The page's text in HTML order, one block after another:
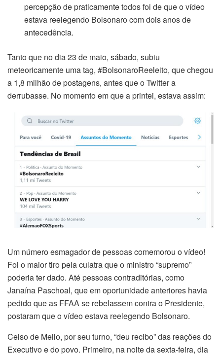
percepção de praticamente todos foi de que o vídeo
estava reelegendo Bolsonaro com dois anos de
antecedência.
Tanto que no dia 23 de maio, sábado, subiu
meteoricamente uma tag, #BolsonaroReeleito, que chegou
a 1,8 milhão de postagens, antes que o Twitter a
derrubasse. No momento em que a printei, estava assim:
Um número esmagador de pessoas comemorou o vídeo!
Foi o maior tiro pela culatra que o ministro “supremo”
poderia ter dado. Até pessoas contraditórias, como
Janaína Paschoal, que em oportunidade anteriores havia
pedido que as FFAA se rebelassem contra o Presidente,
postaram que o vídeo estava reelegendo Bolsonaro.
Celso de Mello, por seu turno, “deu recibo” das reações do
Executivo e do povo. Primeiro, na noite da sexta-feira, dia